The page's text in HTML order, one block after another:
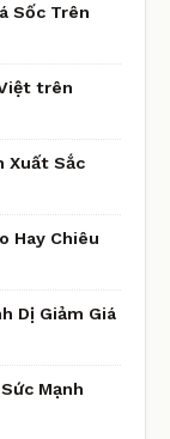
Sốc Trên
trên
Xuất Sắc
Hay Chiêu
Dị Giảm Giá
Mạnh